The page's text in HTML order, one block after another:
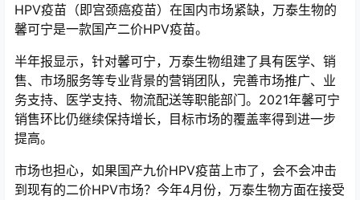
HPV疫苗（即宫颈癌疫苗）在国内市场紧缺，万泰生物的
馨可宁是一款国产二价HPV疫苗。
半年报显示，针对馨可宁，万泰生物组建了具有医学、销
售、市场服务等专业背景的营销团队，完善市场推广、业
务支持、医学支持、物流配送等职能部门。2021年馨可宁
销售环比仍继续保持增长，目标市场的覆盖率得到进一步
提高。
市场也担心，如果国产九价HPV疫苗上市了，会不会冲击
到现有的二价HPV市场？今年4月份，万泰生物方面在接受